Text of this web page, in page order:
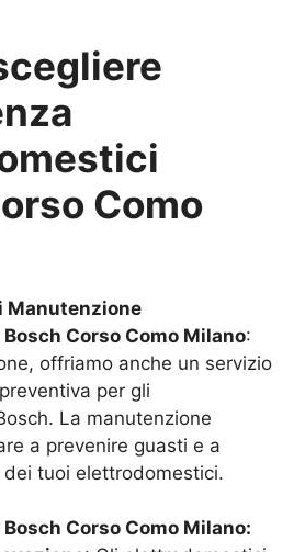
Como
Manutenzione
Corso Como Milano:
offriamo anche un servizio
per gli
La manutenzione
a prevenire guasti e a
tuoi elettrodomestici.
Corso Como Milano: